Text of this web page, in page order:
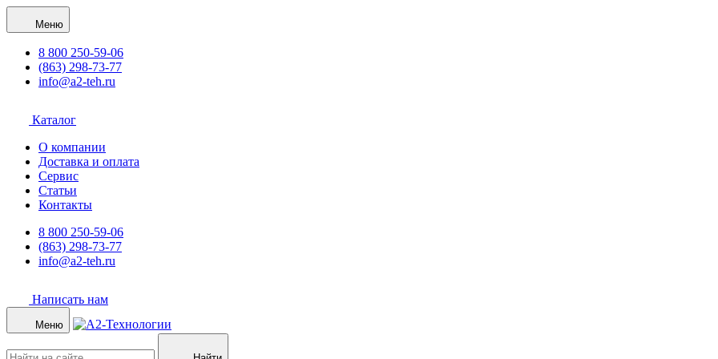
Меню
8 800 250-59-06
(863) 298-73-77
info@a2-teh.ru
Каталог
О компании
Доставка и оплата
Сервис
Статьи
Контакты
8 800 250-59-06
(863) 298-73-77
info@a2-teh.ru
Написать нам
Меню